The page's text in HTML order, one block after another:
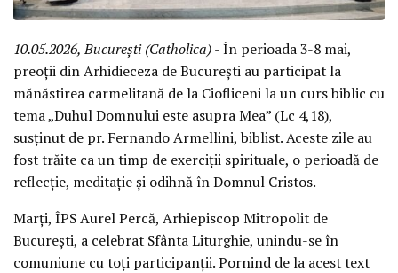
10.05.2026, București (Catholica)- În perioada 3-8 mai,
preoții din Arhidieceza de București au participat la
mănăstirea carmelitană de la Ciofliceni la un curs biblic cu
tema „Duhul Domnului este asupra Mea” (Lc 4,18),
susținut de pr. Fernando Armellini, biblist. Aceste zile au
fost trăite ca un timp de exerciții spirituale, o perioadă de
reflecție, meditație și odihnă în Domnul Cristos.
Marți, ÎPS Aurel Percă, Arhiepiscop Mitropolit de
București, a celebrat Sfânta Liturghie, unindu-se în
comuniune cu toți participanții. Pornind de la acest text